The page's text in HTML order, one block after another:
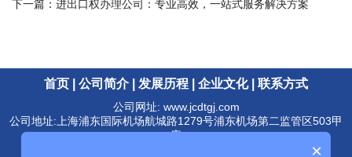
下一篇： 进出口权办理公司：专业高效，一站式服务解决方案
首页 公司简介| 发展历程 企业文化| 联系方式
公司网址: www.jcdtgj.com
公司地址:上海浦东国际机场航城路1279号浦东机场第二监管区503甲
库
×